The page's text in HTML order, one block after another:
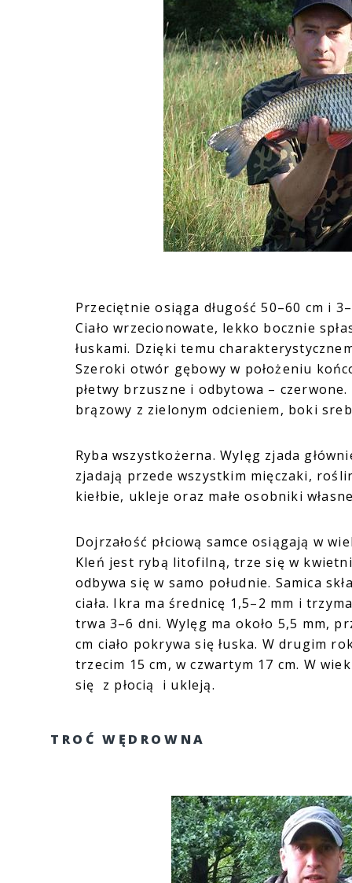
Przeciętnie osiąga długość 50–60 cm i
Ciało wrzecionowate, lekko bocznie
łuskami. Dzięki temu
Szeroki otwór gębowy w położeniu
płetwy brzuszne i odbytowa –
brązowy z zielonym odcieniem, boki
Ryba wszystkożerna. Wylęg zjada
zjadają przede wszystkim mięczaki,
kiełbie, ukleje oraz małe osobniki
Dojrzałość płciową samce osiągają w
Kleń jest rybą litofilną, trze się w
odbywa się w samo południe. Samica
ciała. Ikra ma średnicę 1,5–2 mm i
trwa 3–6 dni. Wylęg ma około 5,5 mm,
cm ciało pokrywa się łuska. W drugim
trzecim 15 cm, w czwartym 17 cm. W
się z płocią i ukleją.
TROĆ WĘDROWNA